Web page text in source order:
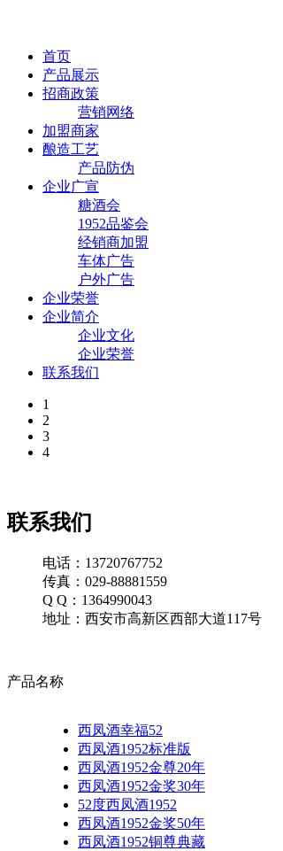
首页
产品展示
招商政策
营销网络
加盟商家
酿造工艺
产品防伪
企业广宣
糖酒会
1952品鉴会
经销商加盟
车体广告
户外广告
企业荣誉
企业简介
企业文化
企业荣誉
联系我们
1
2
3
4
联系我们
电话：13720767752
传真：029-88881559
Q Q：1364990043
地址：西安市高新区西部大道117号
产品名称
西凤酒幸福52
西凤酒1952标准版
西凤酒1952金尊20年
西凤酒1952金奖30年
52度西凤酒1952
西凤酒1952金奖50年
西凤酒1952铜尊典藏